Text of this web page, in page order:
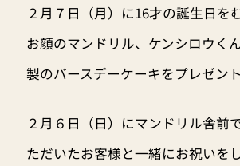
２月７日（月）に16才の誕生日を
お顔のマンドリル、ケンシロウく
製のバースデーケーキをプレゼン
２月６日（日）にマンドリル舎前
ただいたお客様と一緒にお祝いを